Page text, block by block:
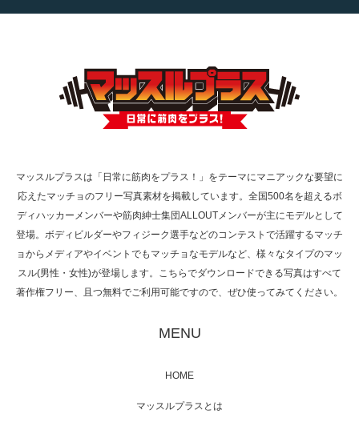
【TV】TBS番組「ひるおび」にてマッスルプ
TOKYO FMラジオ番組「ONE MORNING」
で紹介さ…
た（6/8放送）
映画「メカバース」舞台挨拶へマッスルプラ
マッスルプラスは「日常に筋肉をプラス！」をテーマにマニアックな要望に
応えたマッチョのフリー写真素材を掲載しています。全国500名を超えるボ
ディハッカーメンバーや筋肉紳士集団ALLOUTメンバーが主にモデルとして
登場。ボディビルダーやフィジーク選手などのコンテストで活躍するマッチ
ョからメディアやイベントでもマッチョなモデルなど、様々なタイプのマッ
スル(男性・女性)が登場します。こちらでダウンロードできる写真はすべて
著作権フリー、且つ無料でご利用可能ですので、ぜひ使ってみてください。
MENU
HOME
マッスルプラスとは